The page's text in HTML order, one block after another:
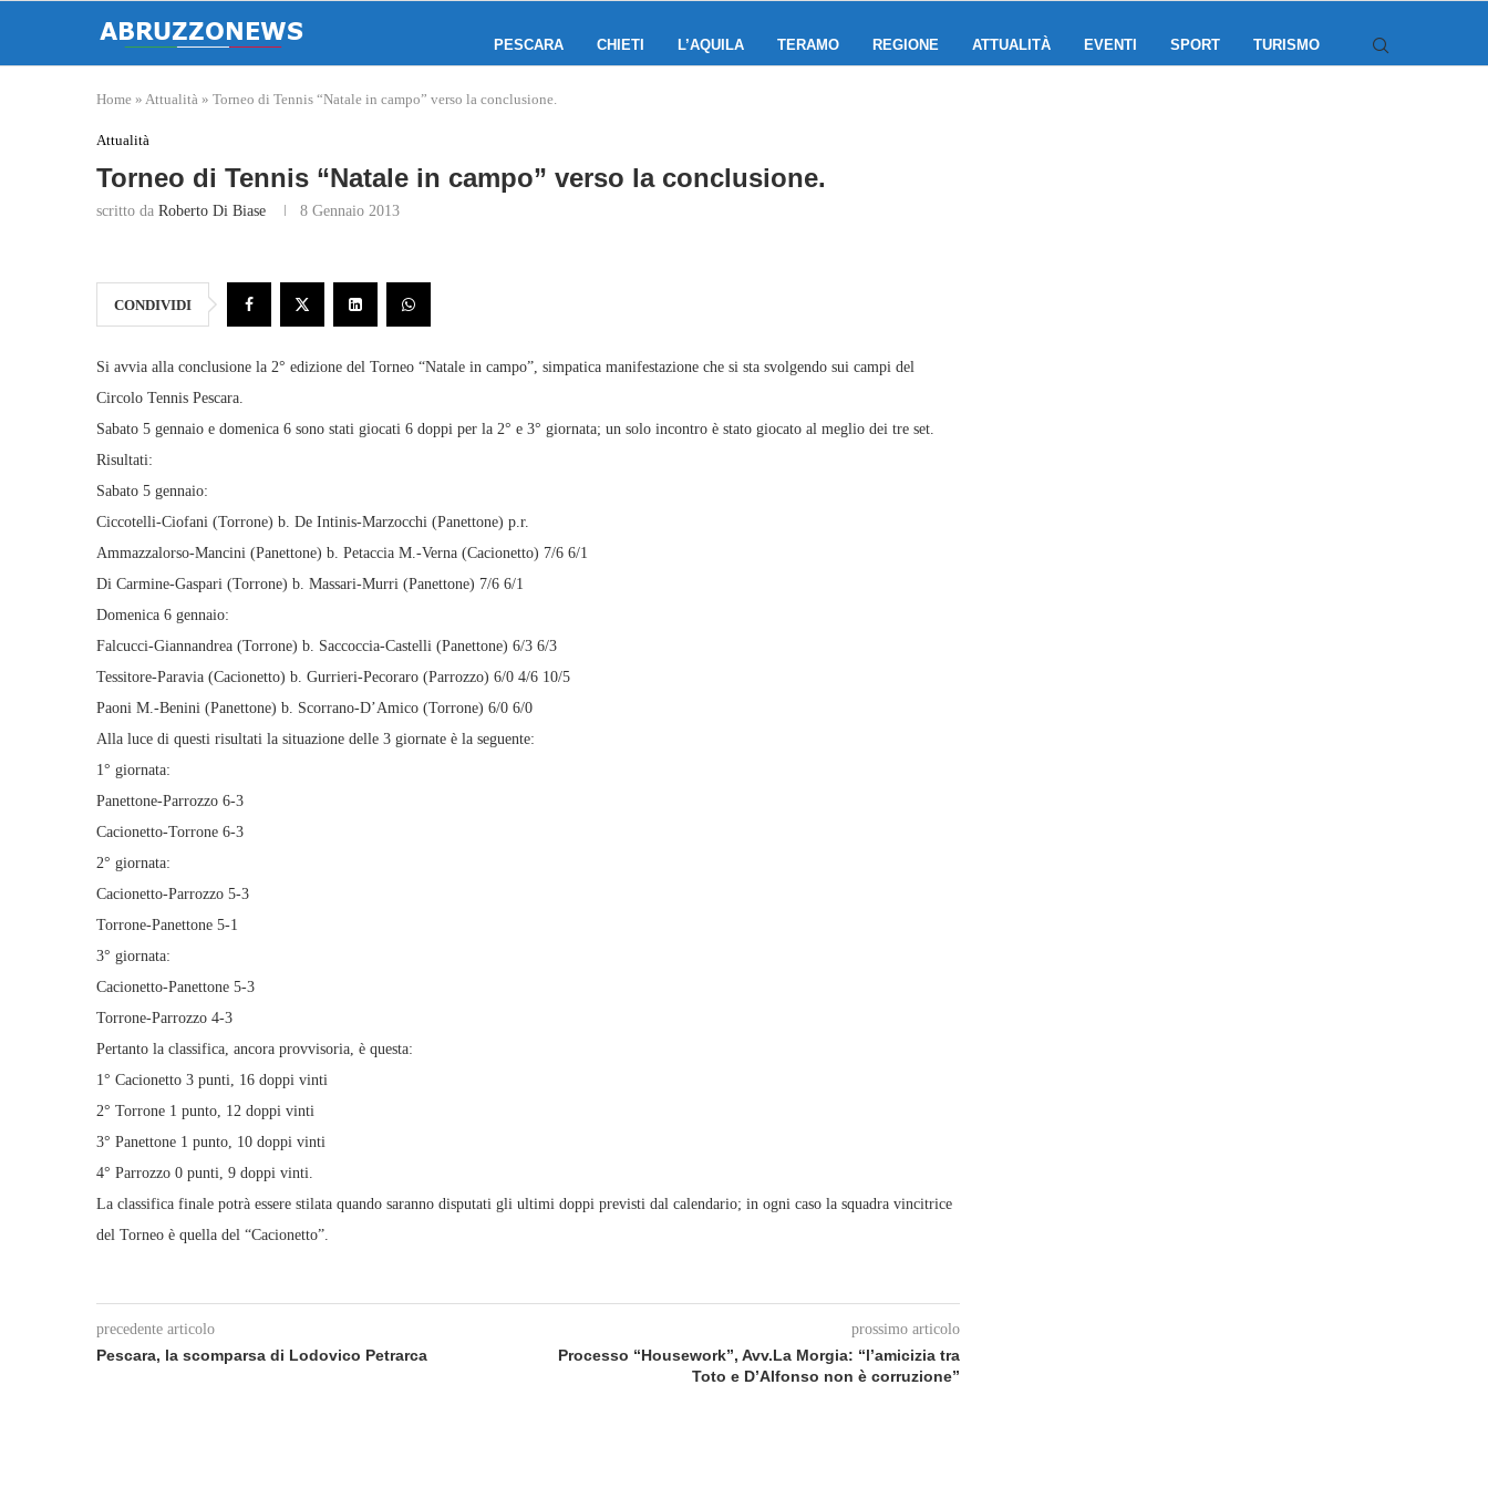
PESCARA CHIETI L’AQUILA TERAMO REGIONE ATTUALITÀ EVENTI SPORT TURISMO
Home » Attualità » Torneo di Tennis “Natale in campo” verso la conclusione.
Attualità
Torneo di Tennis “Natale in campo” verso la conclusione.
scritto da Roberto Di Biase 8 Gennaio 2013
CONDIVIDI
Si avvia alla conclusione la 2° edizione del Torneo “Natale in campo”, simpatica manifestazione che si sta svolgendo sui campi del
Circolo Tennis Pescara.
Sabato 5 gennaio e domenica 6 sono stati giocati 6 doppi per la 2° e 3° giornata; un solo incontro è stato giocato al meglio dei tre set.
Risultati:
Sabato 5 gennaio:
Ciccotelli-Ciofani (Torrone) b. De Intinis-Marzocchi (Panettone) p.r.
Ammazzalorso-Mancini (Panettone) b. Petaccia M.-Verna (Cacionetto) 7/6 6/1
Di Carmine-Gaspari (Torrone) b. Massari-Murri (Panettone) 7/6 6/1
Domenica 6 gennaio:
Falcucci-Giannandrea (Torrone) b. Saccoccia-Castelli (Panettone) 6/3 6/3
Tessitore-Paravia (Cacionetto) b. Gurrieri-Pecoraro (Parrozzo) 6/0 4/6 10/5
Paoni M.-Benini (Panettone) b. Scorrano-D’Amico (Torrone) 6/0 6/0
Alla luce di questi risultati la situazione delle 3 giornate è la seguente:
1° giornata:
Panettone-Parrozzo 6-3
Cacionetto-Torrone 6-3
2° giornata:
Cacionetto-Parrozzo 5-3
Torrone-Panettone 5-1
3° giornata:
Cacionetto-Panettone 5-3
Torrone-Parrozzo 4-3
Pertanto la classifica, ancora provvisoria, è questa:
1° Cacionetto 3 punti, 16 doppi vinti
2° Torrone 1 punto, 12 doppi vinti
3° Panettone 1 punto, 10 doppi vinti
4° Parrozzo 0 punti, 9 doppi vinti.
La classifica finale potrà essere stilata quando saranno disputati gli ultimi doppi previsti dal calendario; in ogni caso la squadra vincitrice
del Torneo è quella del “Cacionetto”.
precedente articolo
Pescara, la scomparsa di Lodovico Petrarca
prossimo articolo
Processo “Housework”, Avv.La Morgia: “l’amicizia tra
Toto e D’Alfonso non è corruzione”